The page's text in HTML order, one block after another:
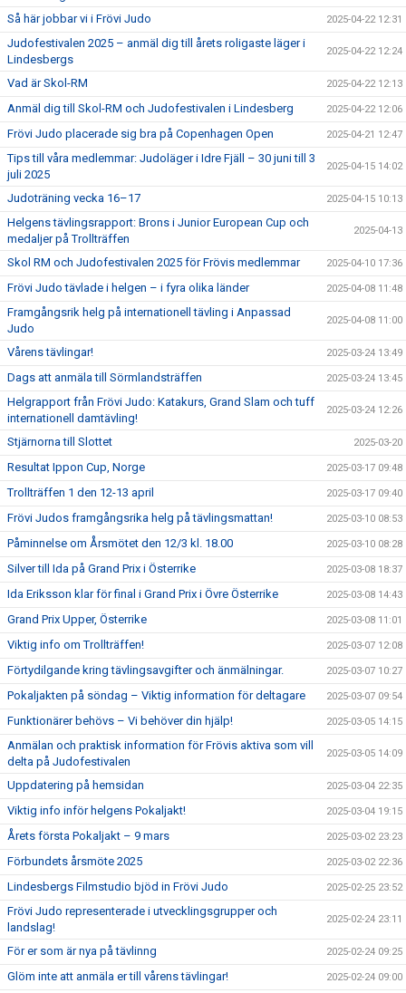
Så här jobbar vi i Frövi Judo 2025-04-22 12:31
Judofestivalen 2025 – anmäl dig till årets roligaste läger i
Lindesbergs
2025-04-22 12:24
Vad är Skol-RM 2025-04-22 12:13
Anmäl dig till Skol-RM och Judofestivalen i Lindesberg 2025-04-22 12:06
Frövi Judo placerade sig bra på Copenhagen Open 2025-04-21 12:47
Tips till våra medlemmar: Judoläger i Idre Fjäll – 30 juni till 3
juli 2025
2025-04-15 14:02
Judoträning vecka 16–17 2025-04-15 10:13
Helgens tävlingsrapport: Brons i Junior European Cup och
medaljer på Trollträffen
2025-04-13
Skol RM och Judofestivalen 2025 för Frövis medlemmar 2025-04-10 17:36
Frövi Judo tävlade i helgen – i fyra olika länder 2025-04-08 11:48
Framgångsrik helg på internationell tävling i Anpassad
Judo
2025-04-08 11:00
Vårens tävlingar! 2025-03-24 13:49
Dags att anmäla till Sörmlandsträffen 2025-03-24 13:45
Helgrapport från Frövi Judo: Katakurs, Grand Slam och tuff
internationell damtävling!
2025-03-24 12:26
Stjärnorna till Slottet 2025-03-20
Resultat Ippon Cup, Norge 2025-03-17 09:48
Trollträffen 1 den 12-13 april 2025-03-17 09:40
Frövi Judos framgångsrika helg på tävlingsmattan! 2025-03-10 08:53
Påminnelse om Årsmötet den 12/3 kl. 18.00 2025-03-10 08:28
Silver till Ida på Grand Prix i Österrike 2025-03-08 18:37
Ida Eriksson klar för final i Grand Prix i Övre Österrike 2025-03-08 14:43
Grand Prix Upper, Österrike 2025-03-08 11:01
Viktig info om Trollträffen! 2025-03-07 12:08
Förtydilgande kring tävlingsavgifter och änmälningar. 2025-03-07 10:27
Pokaljakten på söndag – Viktig information för deltagare 2025-03-07 09:54
Funktionärer behövs – Vi behöver din hjälp! 2025-03-05 14:15
Anmälan och praktisk information för Frövis aktiva som vill
delta på Judofestivalen
2025-03-05 14:09
Uppdatering på hemsidan 2025-03-04 22:35
Viktig info inför helgens Pokaljakt! 2025-03-04 19:15
Årets första Pokaljakt – 9 mars 2025-03-02 23:23
Förbundets årsmöte 2025 2025-03-02 22:36
Lindesbergs Filmstudio bjöd in Frövi Judo 2025-02-25 23:52
Frövi Judo representerade i utvecklingsgrupper och
landslag!
2025-02-24 23:11
För er som är nya på tävlinng 2025-02-24 09:25
Glöm inte att anmäla er till vårens tävlingar! 2025-02-24 09:00